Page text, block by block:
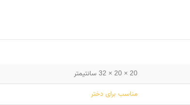
20 × 20 × 32 سانتیمتر
مناسب برای دختر